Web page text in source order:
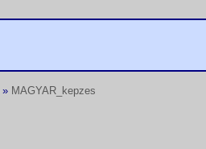
» MAGYAR_kepzes